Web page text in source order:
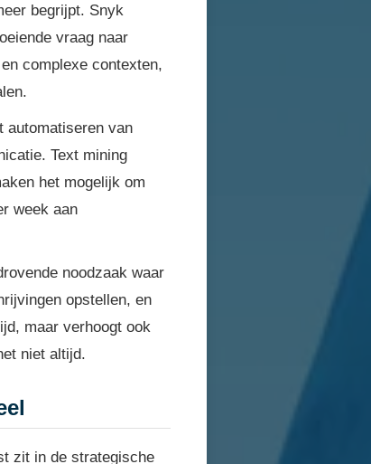
begrijpt. Snyk
vraag naar
complexe contexten,
automatiseren van
Text mining
het mogelijk om
week aan
noodzaak waar
opstellen, en
maar verhoogt ook
niet altijd.
zit in de strategische